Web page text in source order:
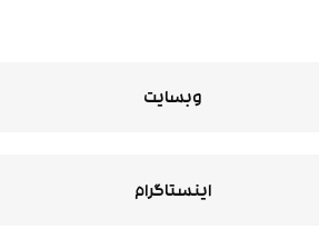
وبسایت
اینستاگرام